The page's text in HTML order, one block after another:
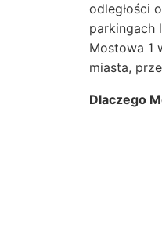
odległości
parkingach
Mostowa 1
miasta,
Dlaczego